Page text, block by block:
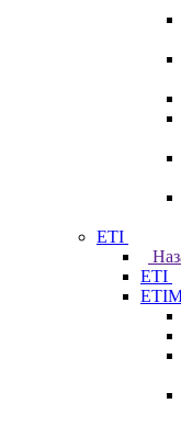
ETI
ETI